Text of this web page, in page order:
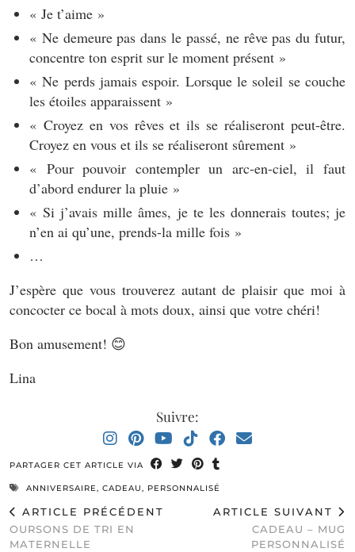
« Je t’aime »
« Ne demeure pas dans le passé, ne rêve pas du futur,
concentre ton esprit sur le moment présent »
« Ne perds jamais espoir. Lorsque le soleil se couche
les étoiles apparaissent »
« Croyez en vos rêves et ils se réaliseront peut-être.
Croyez en vous et ils se réaliseront sûrement »
« Pour pouvoir contempler un arc-en-ciel, il faut
d’abord endurer la pluie »
« Si j’avais mille âmes, je te les donnerais toutes; je
n’en ai qu’une, prends-la mille fois »
…
J’espère que vous trouverez autant de plaisir que moi à
concocter ce bocal à mots doux, ainsi que votre chéri!
Bon amusement! 😊
Lina
Suivre:
PARTAGER CET ARTICLE VIA
ANNIVERSAIRE, CADEAU, PERSONNALISÉ
ARTICLE PRÉCÉDENT
OURSONS DE TRI EN
MATERNELLE
ARTICLE SUIVANT
CADEAU – MUG
PERSONNALISÉ